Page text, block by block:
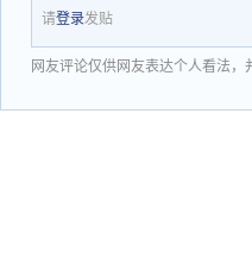
请登录发贴
网友评论仅供网友表达个人看法